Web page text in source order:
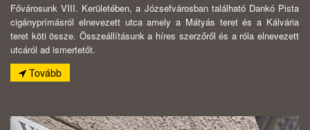
Fővárosunk VIII. Kerületében, a Józsefvárosban található Dankó Pista
cigányprímásról elnevezett utca amely a Mátyás teret és a Kálvária
teret köti össze. Összeállításunk a híres szerzőről és a róla elnevezett
utcáról ad ismertetőt.
Tovább